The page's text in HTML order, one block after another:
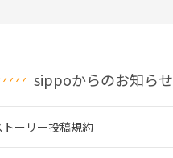
sippoからのお知らせ
ーリー投稿規約